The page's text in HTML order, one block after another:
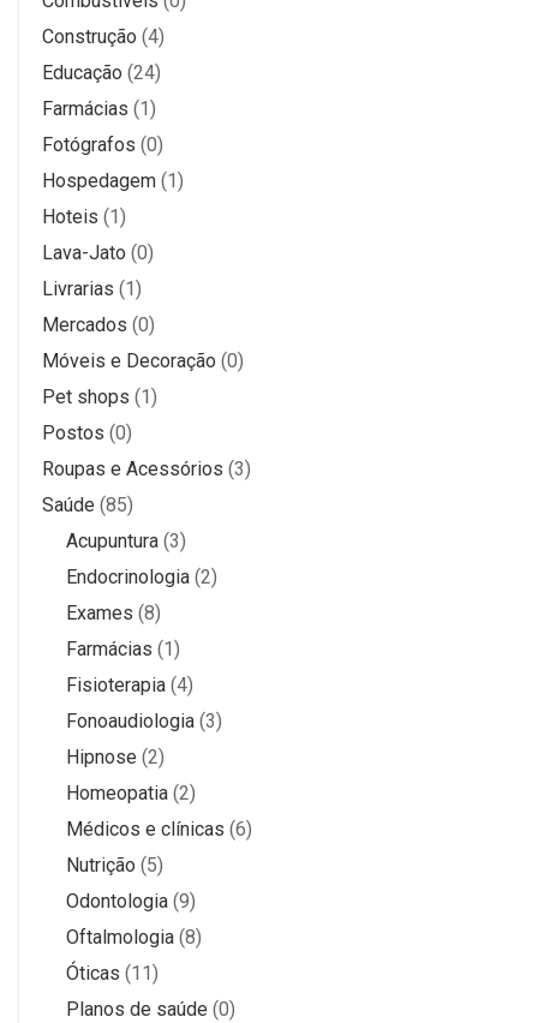
Construção (4)
Educação (24)
Farmácias (1)
Fotógrafos (0)
Hospedagem (1)
Hoteis (1)
Lava-Jato (0)
Livrarias (1)
Mercados (0)
Móveis e Decoração (0)
Pet shops (1)
Postos (0)
Roupas e Acessórios (3)
Saúde (85)
Acupuntura (3)
Endocrinologia (2)
Exames (8)
Farmácias (1)
Fisioterapia (4)
Fonoaudiologia (3)
Hipnose (2)
Homeopatia (2)
Médicos e clínicas (6)
Nutrição (5)
Odontologia (9)
Oftalmologia (8)
Óticas (11)
Planos de saúde (0)